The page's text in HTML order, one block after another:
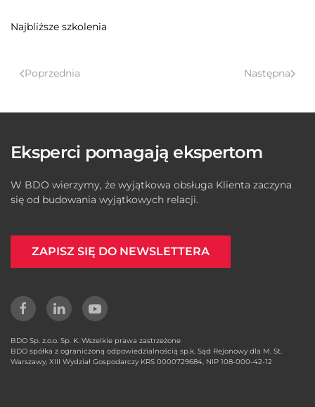
Najbliższe szkolenia
Poprzednia Następna
Eksperci pomagają ekspertom
W BDO wierzymy, że wyjątkowa obsługa Klienta zaczyna
się od budowania wyjątkowych relacji.
ZAPISZ SIĘ DO NEWSLETTERA
BDO Sp. z.o.o. Sp. K. Wszelkie prawa zastrzeżone
BDO spółka z ograniczoną odpowiedzialnością sp.k. Sąd Rejonowy dla M. St.
Warszawy, XIII Wydział Gospodarczy KRS 0000729684, NIP 108-000-42-12